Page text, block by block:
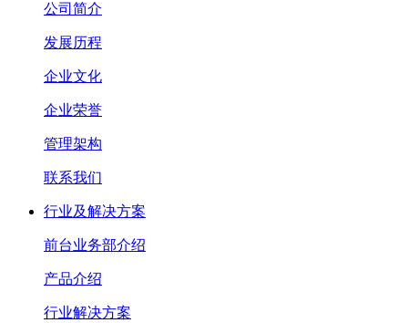
公司简介
发展历程
企业文化
企业荣誉
管理架构
联系我们
行业及解决方案
前台业务部介绍
产品介绍
行业解决方案